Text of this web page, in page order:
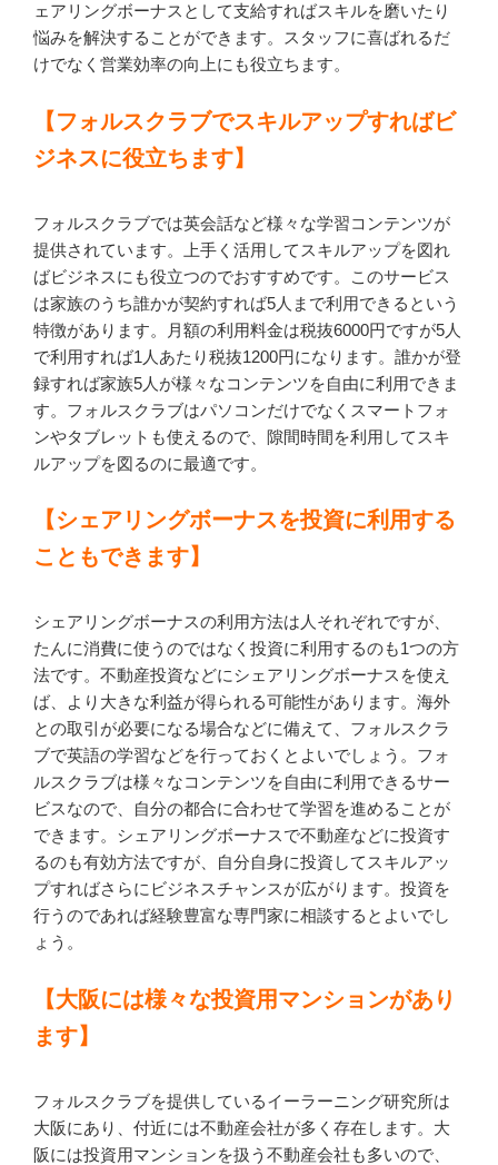
ェアリングボーナスとして支給すればスキルを磨いたり
悩みを解決することができます。スタッフに喜ばれるだ
けでなく営業効率の向上にも役立ちます。
【フォルスクラブでスキルアップすればビ
ジネスに役立ちます】
フォルスクラブでは英会話など様々な学習コンテンツが
提供されています。上手く活用してスキルアップを図れ
ばビジネスにも役立つのでおすすめです。このサービス
は家族のうち誰かが契約すれば5人まで利用できるという
特徴があります。月額の利用料金は税抜6000円ですが5人
で利用すれば1人あたり税抜1200円になります。誰かが登
録すれば家族5人が様々なコンテンツを自由に利用できま
す。フォルスクラブはパソコンだけでなくスマートフォ
ンやタブレットも使えるので、隙間時間を利用してスキ
ルアップを図るのに最適です。
【シェアリングボーナスを投資に利用する
こともできます】
シェアリングボーナスの利用方法は人それぞれですが、
たんに消費に使うのではなく投資に利用するのも1つの方
法です。不動産投資などにシェアリングボーナスを使え
ば、より大きな利益が得られる可能性があります。海外
との取引が必要になる場合などに備えて、フォルスクラ
ブで英語の学習などを行っておくとよいでしょう。フォ
ルスクラブは様々なコンテンツを自由に利用できるサー
ビスなので、自分の都合に合わせて学習を進めることが
できます。シェアリングボーナスで不動産などに投資す
るのも有効方法ですが、自分自身に投資してスキルアッ
プすればさらにビジネスチャンスが広がります。投資を
行うのであれば経験豊富な専門家に相談するとよいでし
ょう。
【大阪には様々な投資用マンションがあり
ます】
フォルスクラブを提供しているイーラーニング研究所は
大阪にあり、付近には不動産会社が多く存在します。大
阪には投資用マンションを扱う不動産会社も多いので、